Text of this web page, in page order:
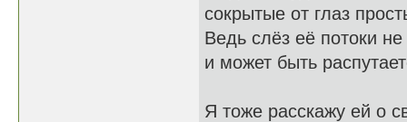
сокрытые от глаз
Ведь слёз её потоки
и может быть
Я тоже расскажу ей о